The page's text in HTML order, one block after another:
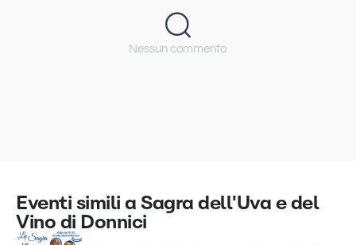
Nessun commento
Eventi simili a Sagra dell'Uva e del
Vino di Donnici